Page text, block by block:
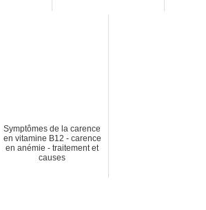
Symptômes de la carence
en vitamine B12 - carence
en anémie - traitement et
causes